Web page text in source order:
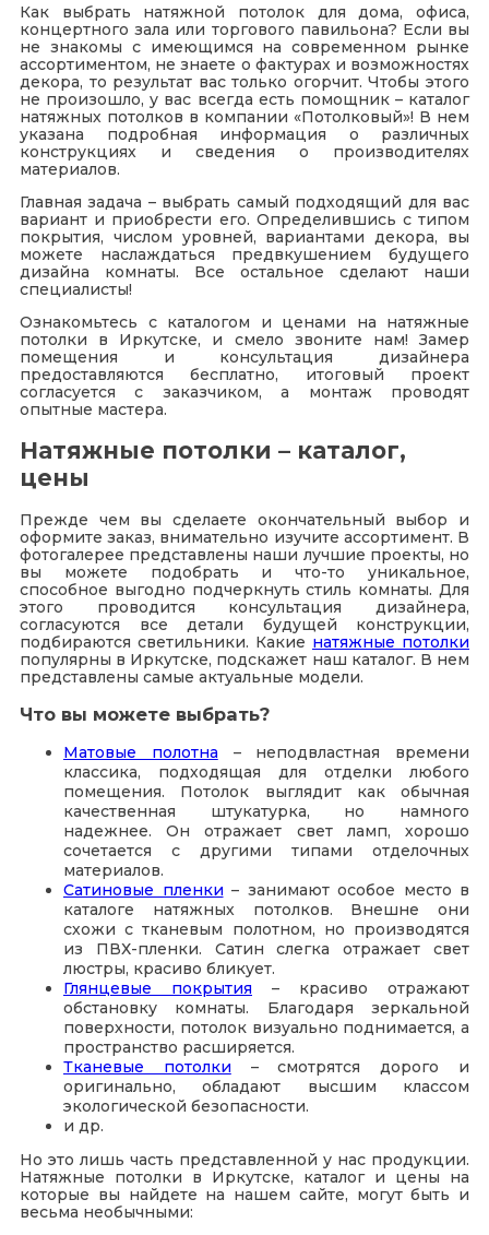
Как выбрать натяжной потолок для дома, офиса,
концертного зала или торгового павильона? Если вы
не знакомы с имеющимся на современном рынке
ассортиментом, не знаете о фактурах и возможностях
декора, то результат вас только огорчит. Чтобы этого
не произошло, у вас всегда есть помощник – каталог
натяжных потолков в компании «Потолковый»! В нем
указана подробная информация о различных
конструкциях и сведения о производителях
материалов.
Главная задача – выбрать самый подходящий для вас
вариант и приобрести его. Определившись с типом
покрытия, числом уровней, вариантами декора, вы
можете наслаждаться предвкушением будущего
дизайна комнаты. Все остальное сделают наши
специалисты!
Ознакомьтесь с каталогом и ценами на натяжные
потолки в Иркутске, и смело звоните нам! Замер
помещения и консультация дизайнера
предоставляются бесплатно, итоговый проект
согласуется с заказчиком, а монтаж проводят
опытные мастера.
Натяжные потолки – каталог,
цены
Прежде чем вы сделаете окончательный выбор и
оформите заказ, внимательно изучите ассортимент. В
фотогалерее представлены наши лучшие проекты, но
вы можете подобрать и что-то уникальное,
способное выгодно подчеркнуть стиль комнаты. Для
этого проводится консультация дизайнера,
согласуются все детали будущей конструкции,
подбираются светильники. Какие натяжные потолки
популярны в Иркутске, подскажет наш каталог. В нем
представлены самые актуальные модели.
Что вы можете выбрать?
Матовые полотна – неподвластная времени
классика, подходящая для отделки любого
помещения. Потолок выглядит как обычная
качественная штукатурка, но намного
надежнее. Он отражает свет ламп, хорошо
сочетается с другими типами отделочных
материалов.
Сатиновые пленки – занимают особое место в
каталоге натяжных потолков. Внешне они
схожи с тканевым полотном, но производятся
из ПВХ-пленки. Сатин слегка отражает свет
люстры, красиво бликует.
Глянцевые покрытия – красиво отражают
обстановку комнаты. Благодаря зеркальной
поверхности, потолок визуально поднимается, а
пространство расширяется.
Тканевые потолки – смотрятся дорого и
оригинально, обладают высшим классом
экологической безопасности.
и др.
Но это лишь часть представленной у нас продукции.
Натяжные потолки в Иркутске, каталог и цены на
которые вы найдете на нашем сайте, могут быть и
весьма необычными: